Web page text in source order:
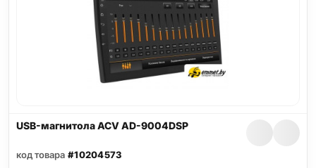
USB-магнитола ACV AD-9004DSP
код товара #10204573